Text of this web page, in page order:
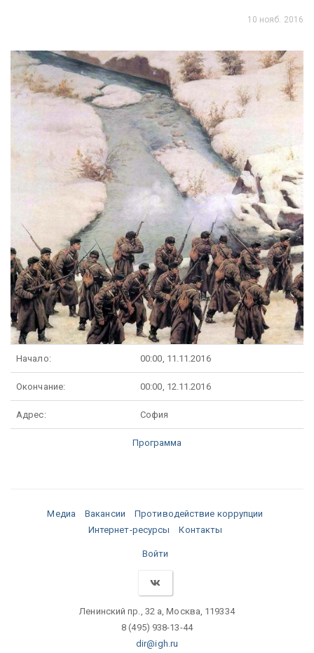
10 нояб. 2016
Начало: 00:00, 11.11.2016
Окончание: 00:00, 12.11.2016
Адрес: София
Программа
Медиа Вакансии
Противодействие коррупции
Интернет-ресурсы
Контакты
Войти
Ленинский пр., 32 а, Москва, 119334
8 (495) 938-13-44
dir@igh.ru